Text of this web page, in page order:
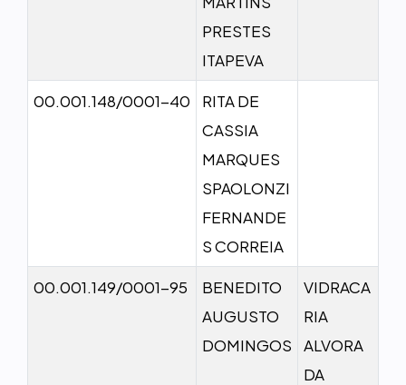
PRESTES
ITAPEVA
00.001.148/0001-40
RITA DE
CASSIA
MARQUES
SPAOLONZI
FERNANDE
S CORREIA
00.001.149/0001-95
BENEDITO
AUGUSTO
DOMINGOS
VIDRACA
RIA
ALVORA
DA